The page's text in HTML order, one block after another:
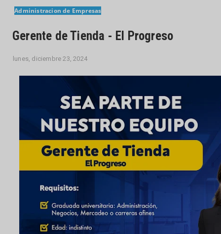
Administracion de Empresas
Gerente de Tienda - El Progreso
lunes, diciembre 23, 2024